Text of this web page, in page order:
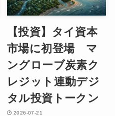
【投資】タイ資本
市場に初登場 マ
ングローブ炭素ク
レジット連動デジ
タル投資トークン
2026-07-21